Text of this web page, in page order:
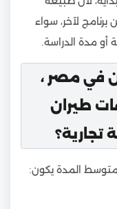
برنامج لآخر، سواء
أو مدة الدراسة.
في مصر ،
طيران
متوسط المدة يكون: